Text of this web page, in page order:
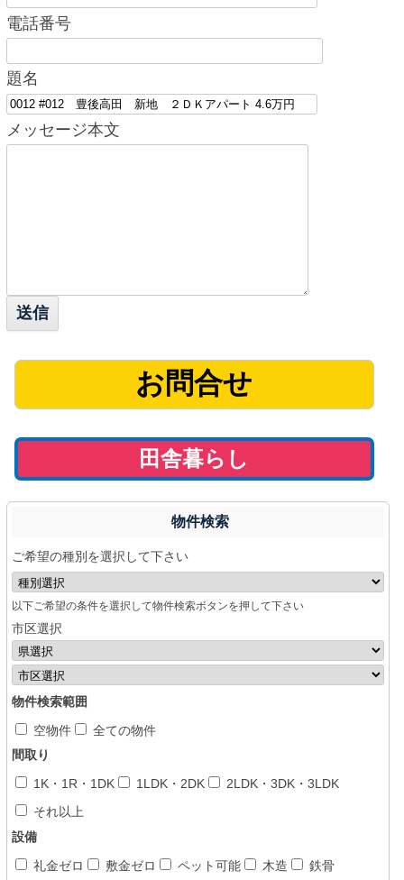
電話番号
題名
メッセージ本文
お問合せ
田舎暮らし
物件検索
ご希望の種別を選択して下さい
以下ご希望の条件を選択して物件検索ボタンを押して下さい
市区選択
物件検索範囲
空物件
全ての物件
間取り
1K・1R・1DK 1LDK・2DK
2LDK・3DK・3LDK
それ以上
設備
礼金ゼロ 敷金ゼロ ペット可能 木造
鉄骨